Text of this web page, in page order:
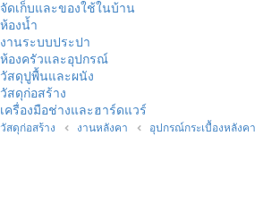
จัดเก็บและของใช้ในบ้าน
ห้องน้ำ
งานระบบประปา
ห้องครัวและอุปกรณ์
วัสดุปูพื้นและผนัง
วัสดุก่อสร้าง
เครื่องมือช่างและฮาร์ดแวร์
วัสดุก่อสร้าง งานหลังคา อุปกรณ์กระเบื้องหลังคา